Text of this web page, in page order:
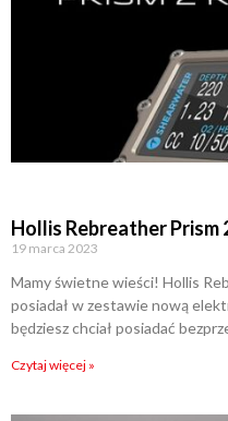
Hollis Rebreather Prism
19 marca 2023
Mamy świetne wieści! Hollis
posiadał w zestawie nową
będziesz chciał posiadać
Czytaj więcej »